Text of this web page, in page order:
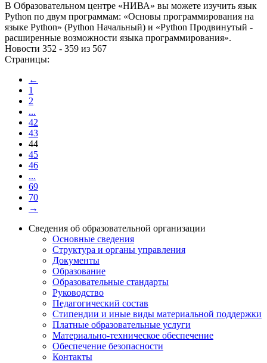
В Образовательном центре «НИВА» вы можете изучить язык
Python по двум программам: «Основы программирования на
языке Python» (Python Начальный) и «Python Продвинутый -
расширенные возможности языка программирования».
Новости 352 - 359 из 567
Страницы:
←
1
2
...
42
43
44
45
46
...
69
70
→
Сведения об образовательной организации
Основные сведения
Структура и органы управления
Документы
Образование
Образовательные стандарты
Руководство
Педагогический состав
Стипендии и иные виды материальной поддержки
Платные образовательные услуги
Материально-техническое обеспечение
Обеспечение безопасности
Контакты